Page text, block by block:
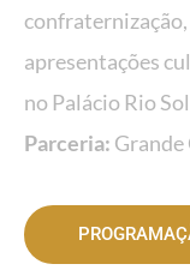
apresentações
no Palácio Rio
Parceria: Grande